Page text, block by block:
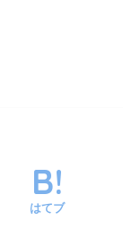
はてブ